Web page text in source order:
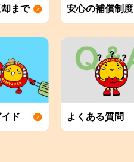
まで 安心の補償制度
ド よくある質問